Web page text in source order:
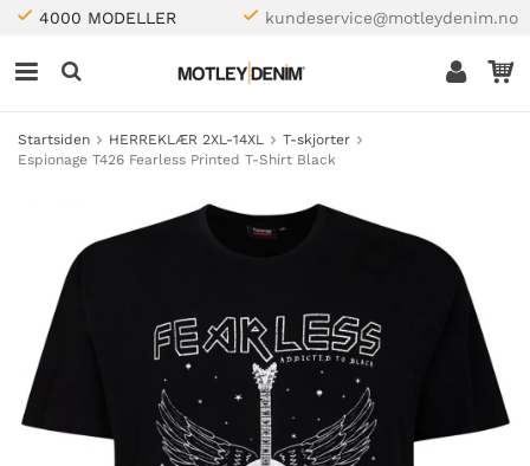
4000 MODELLER kundeservice@motleydenim.no
Startsiden HERREKLÆR 2XL-14XL
T-skjorter
Espionage T426 Fearless Printed T-Shirt Black